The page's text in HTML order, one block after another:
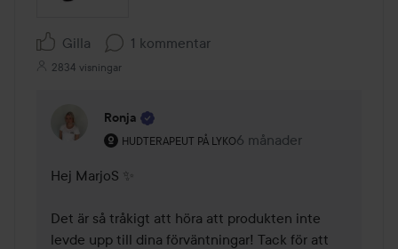
Gilla 1 kommentar
2834 visningar
Ronja
HUDTERAPEUT PÅ LYKO
Användarens roll: Hudterapeut på Lyko.
6 månader
Kommentaren lades 6
Hej MarjoS ✨
Det är så tråkigt att höra att produkten inte
levde upp till dina förväntningar! Tack för att